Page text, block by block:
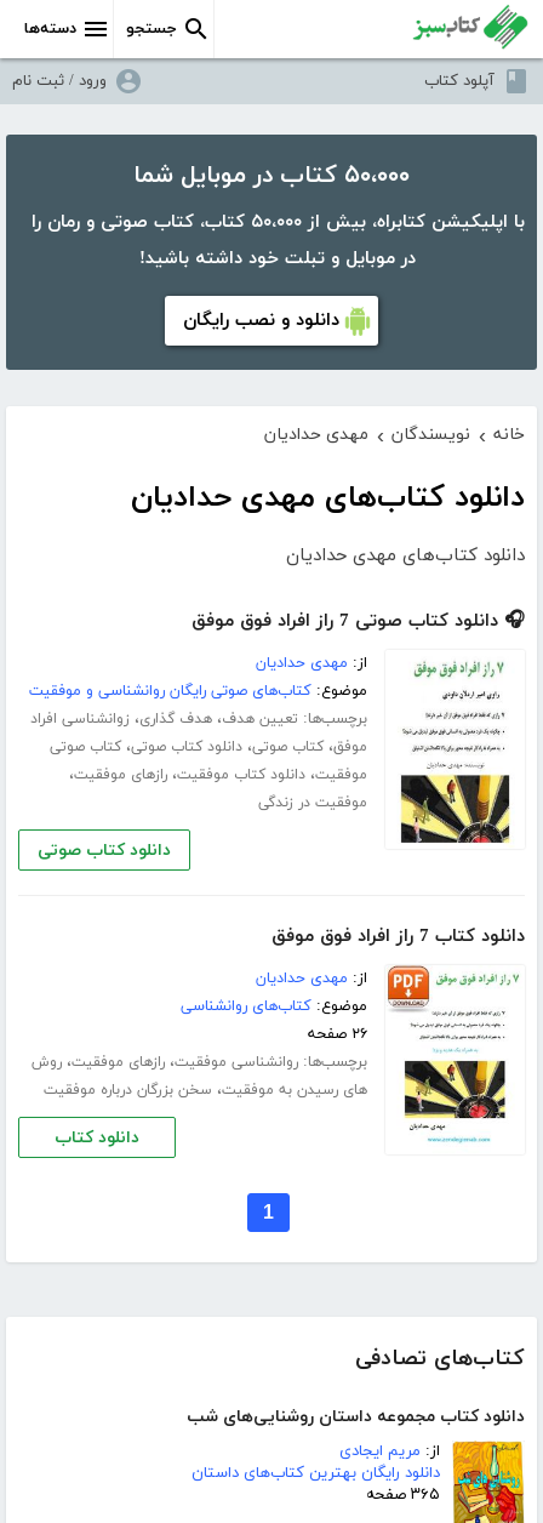
دسته‌ها جستجو
آپلود کتاب ورود / ثبت نام
۵۰،۰۰۰ کتاب در موبایل شما
با اپلیکیشن کتابراه، بیش از ۵۰،۰۰۰ کتاب، کتاب صوتی و رمان را
در موبایل و تبلت خود داشته باشید!
دانلود و نصب رایگان
کتاب‌های تصادفی
دانلود کتاب مجموعه داستان روشنایی‌های شب
از: مریم ایجادی
دانلود رایگان بهترین کتاب‌های داستان
۳۶۵ صفحه
خانه › نویسندگان › مهدی حدادیان
دانلود کتاب‌های مهدی حدادیان
دانلود کتاب‌های مهدی حدادیان
🎧 دانلود کتاب صوتی 7 راز افراد فوق موفق
از: مهدی حدادیان
موضوع:کتاب‌های صوتی رایگان روانشناسی و موفقیت
برچسب‌ها: تعیین هدف،هدف گذاری، زوانشناسی افراد
موفق،کتاب صوتی،دانلود کتاب صوتی،کتاب صوتی
موفقیت،دانلود کتاب موفقیت،رازهای موفقیت،
موفقیت در زندگی
دانلود کتاب صوتی
دانلود کتاب 7 راز افراد فوق موفق
از: مهدی حدادیان
موضوع:کتاب‌های روانشناسی
۲۶ صفحه
برچسب‌ها:روانشناسی موفقیت،رازهای موفقیت،روش
های رسیدن به موفقیت، سخن بزرگان درباره موفقیت
دانلود کتاب
1